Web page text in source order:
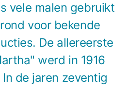
vele malen gebruikt
voor bekende
De allereerste
werd in 1916
de jaren zeventig